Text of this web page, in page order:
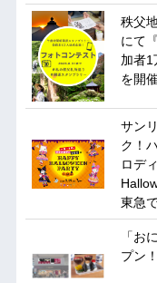
秩父
にて
加者1
を開
サン
ク！
ロデ
東急
「お
プン！